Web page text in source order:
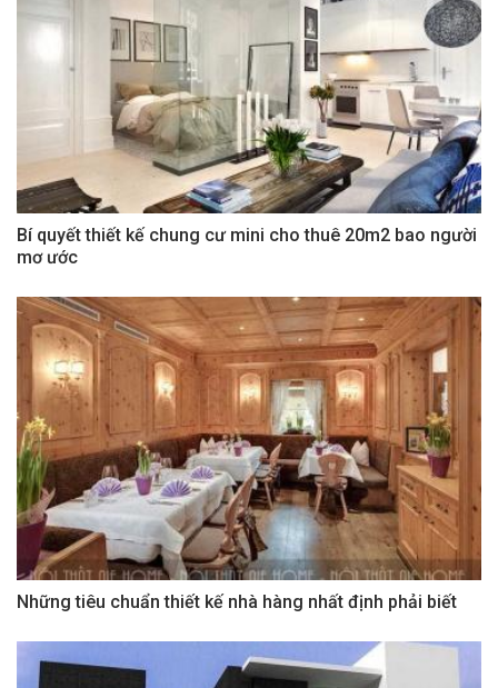
Bí quyết thiết kế chung cư mini cho thuê 20m2 bao người
mơ ước
Những tiêu chuẩn thiết kế nhà hàng nhất định phải biết